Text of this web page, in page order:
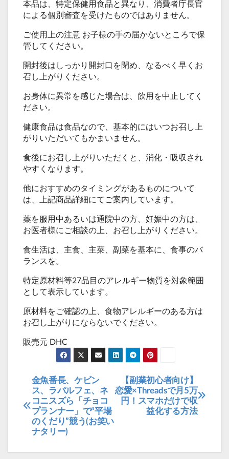
本品は、特定保健用食品と異なり、消費者庁長官
による個別審査を受けたものではありません。
ご使用上の注意 お子様の手の届かないところで保
管してください。
開封後はしっかり開封口を閉め、なるべく早くお
召し上がりください。
お身体に異常を感じた場合は、飲用を中止してく
ださい。
健康食品は食品なので、基本的にはいつお召し上
がりいただいてもかまいません。
食後にお召し上がりいただくと、消化・吸収され
やすくなります。
他におすすめのタイミングがあるものについて
は、上記商品詳細にてご案内しています。
薬を服用中あるいは通院中の方、妊娠中の方は、
お医者様にご相談の上、お召し上がりください。
食生活は、主食、主菜、副菜を基本に、食事のバ
ランスを。
特定原材料等27品目のアレルギー物質を対象範囲
として表示しています。
原材料をご確認の上、食物アレルギーのある方は
お召し上がりにならないでください。
販売元 DHC
投
稿
ナ
ビ
【副業初心者向け】
恋愛×Threadsで月5万
円！スマホだけで収
益化する方法
金魚番長、ケビン
ス、ラパルフェ、ネ
コニスズら「チョコ
プランナー」で“平場
のくだり”競う(お笑い
ナタリー)